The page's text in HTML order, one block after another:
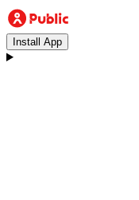
Install App